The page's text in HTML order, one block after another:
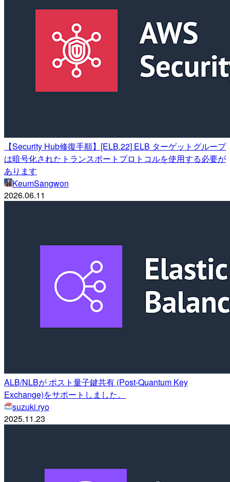
【Security Hub修復手順】[ELB.22] ELB ターゲットグループ
は暗号化されたトランスポートプロトコルを使用する必要が
あります
KeumSangwon
2026.06.11
ALB/NLBが ポスト量子鍵共有 (Post-Quantum Key
Exchange)をサポートしました。
suzuki.ryo
2025.11.23